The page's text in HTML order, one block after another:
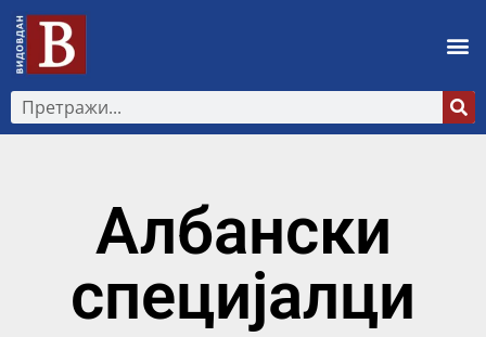
Албански
специјалци